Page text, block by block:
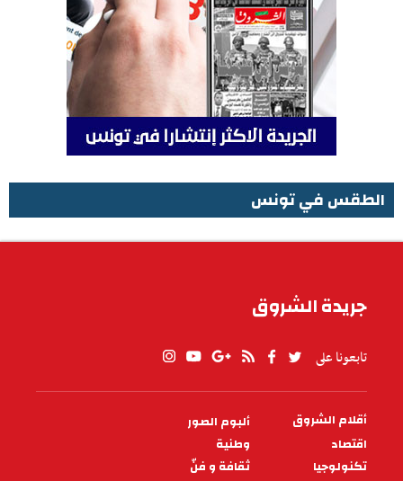
الطقس في تونس
جريدة الشروق
تابعونا على
PIED
DE
PAGE
أقلام الشروق
ألبوم الصور
اقتصاد
وطنية
تكنولوجيا
ثقافة و فنّ